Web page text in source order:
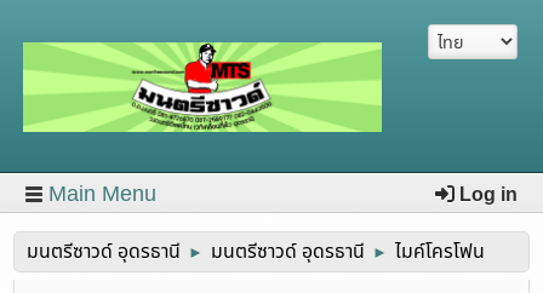
Log in
Main Menu
มนตรีซาวด์ อุดรธานี ► มนตรีซาวด์ อุดรธานี ► ไมค์โครโฟน